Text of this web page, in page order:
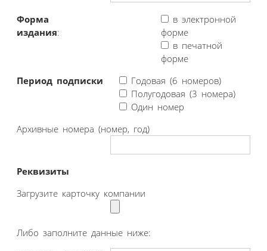
Форма
издания:
в электронной
форме
в печатной
форме
Период подписки
Годовая (6 номеров)
Полугодовая (3 номера)
Один номер
Архивные номера (номер, год)
Реквизиты
Загрузите карточку компании
Либо заполните данные ниже: